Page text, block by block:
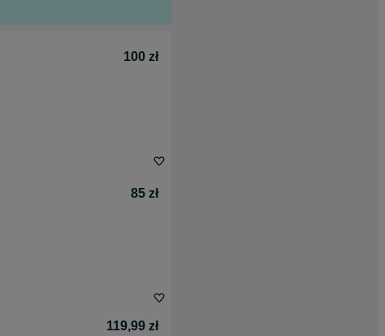
100 zł
85 zł
119,99 zł